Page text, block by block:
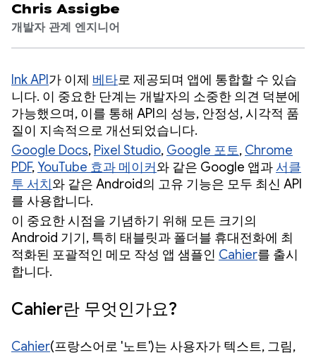
Chris Assigbe
개발자 관계 엔지니어
Ink API 가 이제 베타로 제공되며 앱에 통합할 수 있습
니다. 이 중요한 단계는 개발자의 소중한 의견 덕분에
가능했으며, 이를 통해 API의 성능, 안정성, 시각적 품
질이 지속적으로 개선되었습니다.
Google Docs, Pixel Studio, Google 포토, Chrome
PDF,YouTube 효과 메이커와 같은 Google 앱과 서클
투 서치와 같은 Android의 고유 기능은 모두 최신 API
를 사용합니다.
이 중요한 시점을 기념하기 위해 모든 크기의
Android 기기, 특히 태블릿과 폴더블 휴대전화에 최
적화된 포괄적인 메모 작성 앱 샘플인 Cahier를 출시
합니다.
Cahier란 무엇인가요?
Cahier(프랑스어로 '노트')는 사용자가 텍스트, 그림,